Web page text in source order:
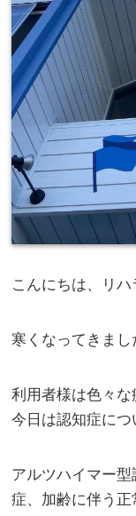
こんにちは、リハ
寒くなってきまし
利用者様は色々な
今日は認知症につ
アルツハイマー
症、加齢に伴う